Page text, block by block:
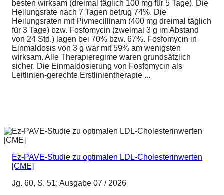
besten wirksam (dreimal täglich 100 mg für 5 Tage). Die
Heilungsrate nach 7 Tagen betrug 74%. Die
Heilungsraten mit Pivmecillinam (400 mg dreimal täglich
für 3 Tage) bzw. Fosfomycin (zweimal 3 g im Abstand
von 24 Std.) lagen bei 70% bzw. 67%. Fosfomycin in
Einmaldosis von 3 g war mit 59% am wenigsten
wirksam. Alle Therapieregime waren grundsätzlich
sicher. Die Einmaldosierung von Fosfomycin als
Leitlinien-gerechte Erstlinientherapie ...
Ez-PAVE-Studie zu optimalen LDL-Cholesterinwerten
[CME]
Jg. 60, S. 51; Ausgabe 07 / 2026